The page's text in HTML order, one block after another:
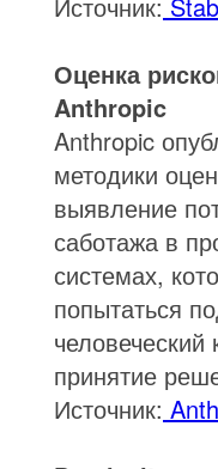
Оценка
Anthropic
Anthropic
методики
выявление
саботажа в
системах,
попытаться
человеческий
принятие
Источник: